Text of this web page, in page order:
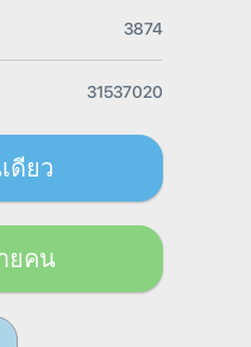
3874
31537020
ดียว
ยคน